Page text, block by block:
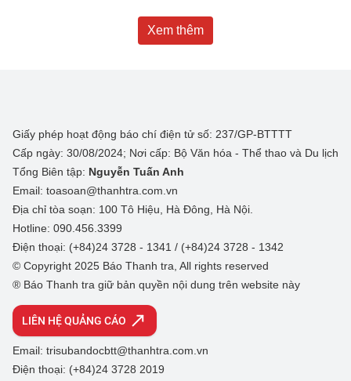
Xem thêm
Giấy phép hoạt động báo chí điện tử số: 237/GP-BTTTT
Cấp ngày: 30/08/2024; Nơi cấp: Bộ Văn hóa - Thể thao và Du lịch
Tổng Biên tập: Nguyễn Tuấn Anh
Email: toasoan@thanhtra.com.vn
Địa chỉ tòa soạn: 100 Tô Hiệu, Hà Đông, Hà Nội.
Hotline: 090.456.3399
Điện thoại: (+84)24 3728 - 1341 / (+84)24 3728 - 1342
© Copyright 2025 Báo Thanh tra, All rights reserved
® Báo Thanh tra giữ bản quyền nội dung trên website này
LIÊN HỆ QUẢNG CÁO
Email: trisubandocbtt@thanhtra.com.vn
Điện thoại: (+84)24 3728 2019